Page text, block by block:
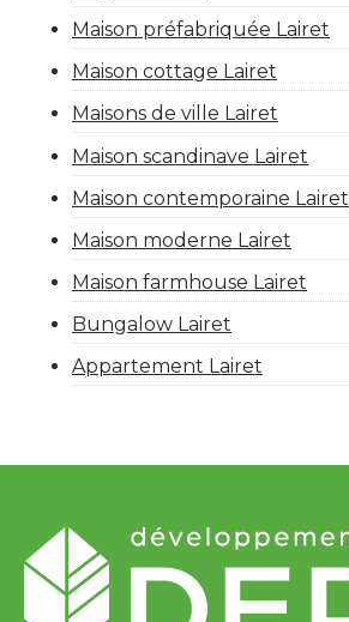
Maison préfabriquée Lairet
Maison cottage Lairet
Maisons de ville Lairet
Maison scandinave Lairet
Maison contemporaine Lairet
Maison moderne Lairet
Maison farmhouse Lairet
Bungalow Lairet
Appartement Lairet